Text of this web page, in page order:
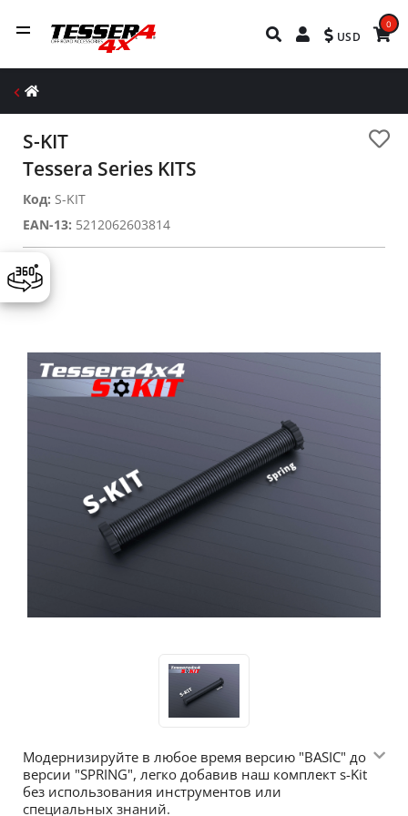
USD
0
S-KIT
Tessera Series KITS
Код: S-KIT
EAN-13: 5212062603814
Модернизируйте в любое время версию "BASIC" до
версии "SPRING", легко добавив наш комплект s-Kit
без использования инструментов или
специальных знаний.